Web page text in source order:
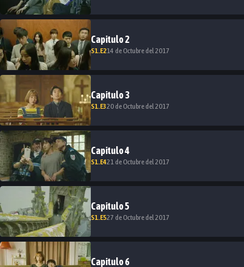
Capitulo2
S1 .E214 de Octubre del 2017
Capitulo3
S1 .E320 de Octubre del 2017
Capitulo4
S1 .E421 de Octubre del 2017
Capitulo5
S1 .E527 de Octubre del 2017
Capitulo6